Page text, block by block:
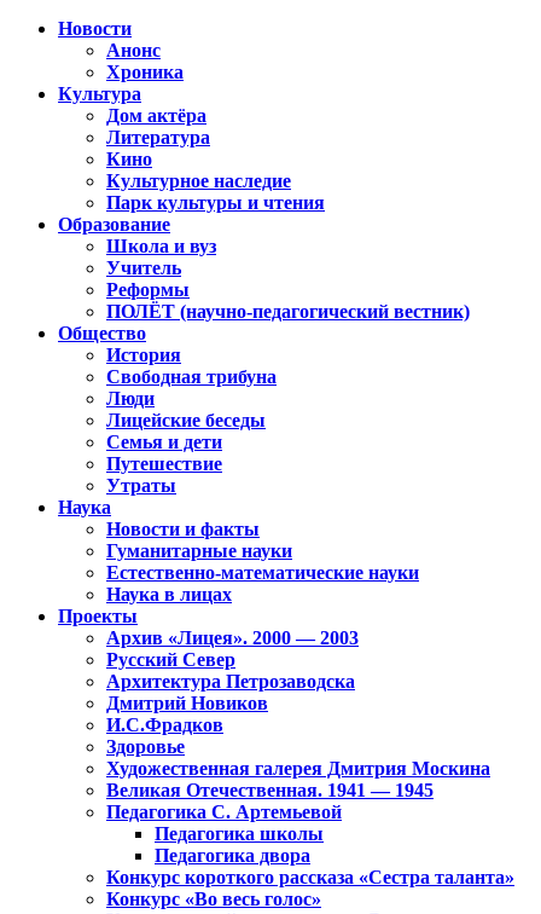
Новости
Анонс
Хроника
Культура
Дом актёра
Литература
Кино
Культурное наследие
Парк культуры и чтения
Образование
Школа и вуз
Учитель
Реформы
ПОЛЁТ (научно-педагогический вестник)
Общество
История
Свободная трибуна
Люди
Лицейские беседы
Семья и дети
Путешествие
Утраты
Наука
Новости и факты
Гуманитарные науки
Естественно-математические науки
Наука в лицах
Проекты
Архив «Лицея». 2000 — 2003
Русский Север
Архитектура Петрозаводска
Дмитрий Новиков
И.С.Фрадков
Здоровье
Художественная галерея Дмитрия Москина
Великая Отечественная. 1941 — 1945
Педагогика С. Артемьевой
Педагогика школы
Педагогика двора
Конкурс короткого рассказа «Сестра таланта»
Конкурс «Во весь голос»